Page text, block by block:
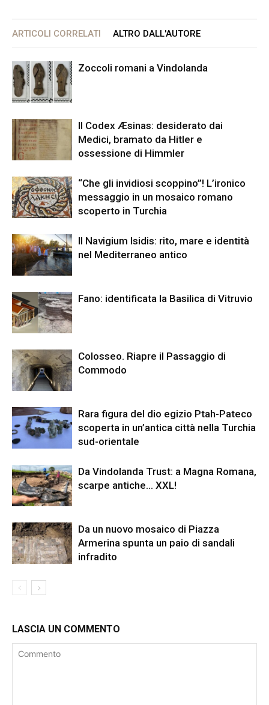
ARTICOLI CORRELATI ALTRO DALL'AUTORE
Zoccoli romani a Vindolanda
Il Codex Æsinas: desiderato dai
Medici, bramato da Hitler e
ossessione di Himmler
“Che gli invidiosi scoppino”! L’ironico
messaggio in un mosaico romano
scoperto in Turchia
Il Navigium Isidis: rito, mare e identità
nel Mediterraneo antico
Fano: identificata la Basilica di Vitruvio
Colosseo. Riapre il Passaggio di
Commodo
Rara figura del dio egizio Ptah-Pateco
scoperta in un’antica città nella Turchia
sud-orientale
Da Vindolanda Trust: a Magna Romana,
scarpe antiche… XXL!
Da un nuovo mosaico di Piazza
Armerina spunta un paio di sandali
infradito
LASCIA UN COMMENTO